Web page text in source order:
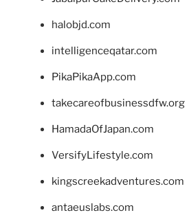
halobjd.com
intelligenceqatar.com
PikaPikaApp.com
takecareofbusinessdfw.org
HamadaOfJapan.com
VersifyLifestyle.com
kingscreekadventures.com
antaeuslabs.com